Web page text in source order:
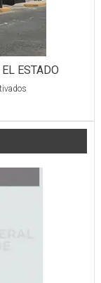
ESTADO
en
AIC
ESTADO